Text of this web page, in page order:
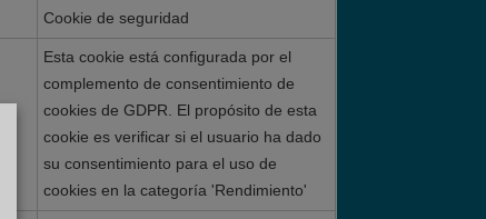
Cookie de seguridad
Esta cookie está configurada por el
complemento de consentimiento de
cookies de GDPR. El propósito de esta
cookie es verificar si el usuario ha dado
su consentimiento para el uso de
cookies en la categoría 'Rendimiento'